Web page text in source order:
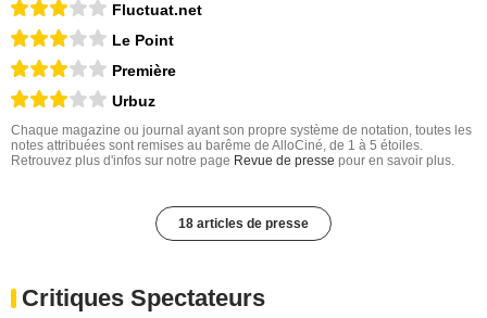
Fluctuat.net
Le Point
Première
Urbuz
Chaque magazine ou journal ayant son propre système de notation, toutes les
notes attribuées sont remises au barême de AlloCiné, de 1 à 5 étoiles.
Retrouvez plus d'infos sur notre page Revue de presse pour en savoir plus.
18 articles de presse
Critiques Spectateurs